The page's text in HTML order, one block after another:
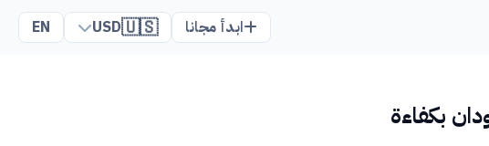
ابدأ مجانا 🇺🇸
USD
EN
بكفاءة